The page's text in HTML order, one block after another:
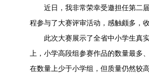
近日，我非常荣幸受邀担任第二
程参与了大赛评审活动，感触颇多，
此次大赛展示了全省中小学生真
上，小学高段组参赛作品的数量最
在数量上少于小学组，但质量仍然较